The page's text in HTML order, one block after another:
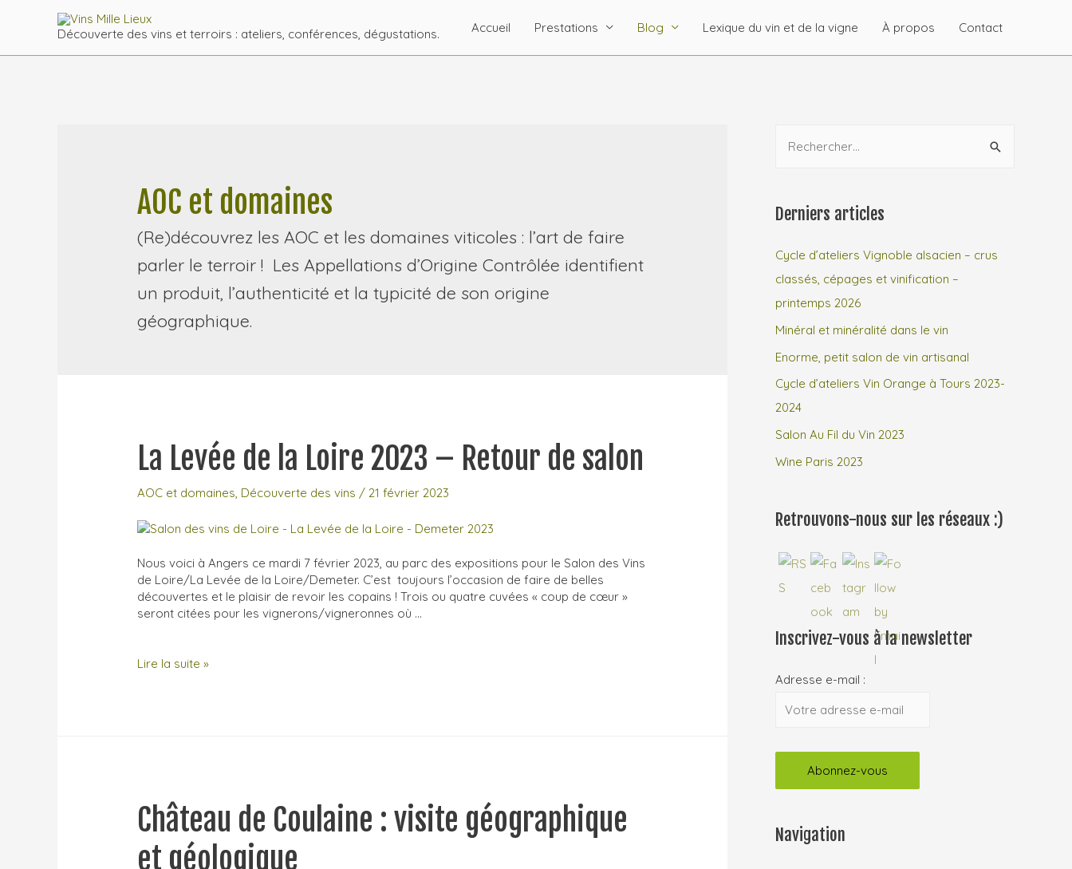
Découverte des vins et terroirs : ateliers, conférences, dégustations. Accueil Prestations Blog Lexique du vin et de la vigne À propos Contact
AOC et domaines
(Re)découvrez les AOC et les domaines viticoles : l’art de faire
parler le terroir ! Les Appellations d’Origine Contrôlée identifient
un produit, l’authenticité et la typicité de son origine
géographique.
La Levée de la Loire 2023 – Retour de salon
AOC et domaines Découverte des vins /21 février 2023
Nous voici à Angers ce mardi 7 février 2023, au parc des expositions pour le Salon des Vins
de Loire/La Levée de la Loire/Demeter. C’est toujours l’occasion de faire de belles
découvertes et le plaisir de revoir les copains ! Trois ou quatre cuvées « coup de cœur »
seront citées pour les vignerons/vigneronnes où …
La
salon
Lire la suite »
Château de Coulaine : visite géographique
et géologique
h
r
c
h
e
r
Derniers articles
Cycle d’ateliers Vignoble alsacien – crus
classés, cépages et vinification –
printemps 2026
Minéral et minéralité dans le vin
Enorme, petit salon de vin artisanal
Cycle d’ateliers Vin Orange à Tours 2023-
2024
Salon Au Fil du Vin 2023
Wine Paris 2023
Retrouvons-nous sur les réseaux :)
Inscrivez-vous à la newsletter
Adresse e-mail :
Navigation